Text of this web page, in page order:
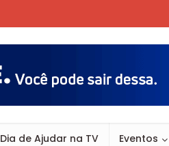
Dia de Ajudar na TV Eventos